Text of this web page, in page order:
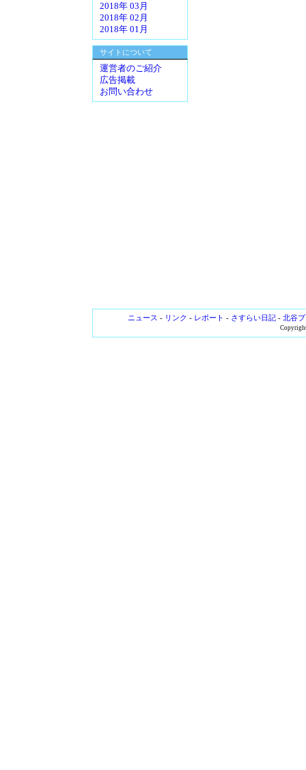
2018年 03月
2018年 02月
2018年 01月
サイトについて
運営者のご紹介
広告掲載
お問い合わせ
ニュース - リンク - レポート - さすらい日記- 北谷